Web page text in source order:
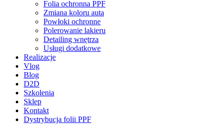
Folia ochronna PPF
Zmiana koloru auta
Powłoki ochronne
Polerowanie lakieru
Detailing wnętrza
Usługi dodatkowe
Realizacje
Vlog
Blog
D2D
Szkolenia
Sklep
Kontakt
Dystrybucja folii PPF